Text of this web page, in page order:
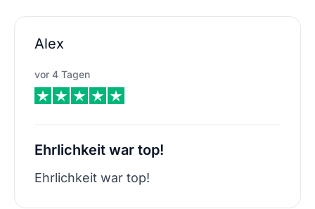
Alex
vor 4 Tagen
Ehrlichkeit war top!
Ehrlichkeit war top!